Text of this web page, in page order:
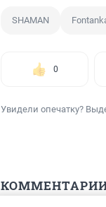
SHAMAN
0
Увидели опечатку?